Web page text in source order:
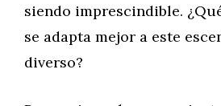
siendo imprescindible.
se adapta mejor a este
diverso?